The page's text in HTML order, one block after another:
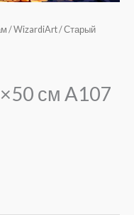
/WizardiArt/ Старый
см A107